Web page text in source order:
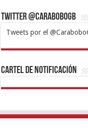
Twitter @CaraboboGB
Tweets por el
1xbetBetturkeyBetist
https://mvbcasino.com/
Cartel de Notificación